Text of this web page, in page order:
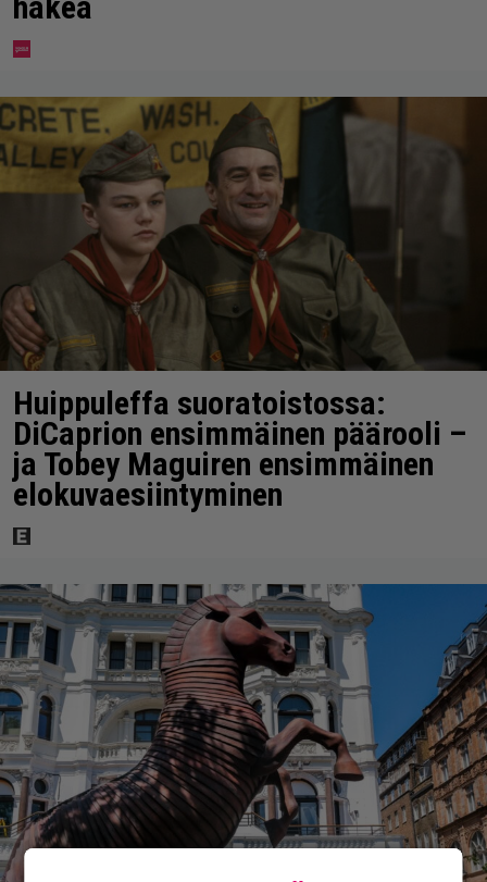
Huippuleffa suoratoistossa:
DiCaprion ensimmäinen päärooli –
ja Tobey Maguiren ensimmäinen
elokuvaesiintyminen